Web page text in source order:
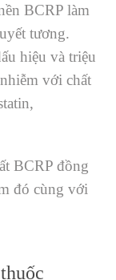
BCRP làm
tương.
hiệu và triệu
với chất
BCRP đồng
đó cùng với